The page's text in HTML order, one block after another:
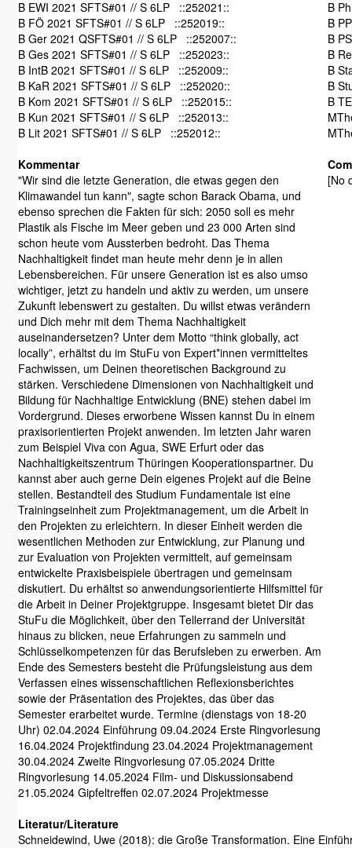
B EWI 2021 SFTS#01 // S 6LP ::252021::
B FÖ 2021 SFTS#01 // S 6LP ::252019::
B Ger 2021 QSFTS#01 // S 6LP ::252007::
B Ges 2021 SFTS#01 // S 6LP ::252023::
B IntB 2021 SFTS#01 // S 6LP ::252009::
B KaR 2021 SFTS#01 // S 6LP ::252020::
B Kom 2021 SFTS#01 // S 6LP ::252015::
B Kun 2021 SFTS#01 // S 6LP ::252013::
B Lit 2021 SFTS#01 // S 6LP ::252012::
B
B
B
B
B
B
B
Kommentar
"Wir sind die letzte Generation, die etwas gegen den
Klimawandel tun kann", sagte schon Barack Obama, und
ebenso sprechen die Fakten für sich: 2050 soll es mehr
Plastik als Fische im Meer geben und 23 000 Arten sind
schon heute vom Aussterben bedroht. Das Thema
Nachhaltigkeit findet man heute mehr denn je in allen
Lebensbereichen. Für unsere Generation ist es also umso
wichtiger, jetzt zu handeln und aktiv zu werden, um unsere
Zukunft lebenswert zu gestalten. Du willst etwas verändern
und Dich mehr mit dem Thema Nachhaltigkeit
auseinandersetzen? Unter dem Motto “think globally, act
locally”, erhältst du im StuFu von Expert*innen vermitteltes
Fachwissen, um Deinen theoretischen Background zu
stärken. Verschiedene Dimensionen von Nachhaltigkeit und
Bildung für Nachhaltige Entwicklung (BNE) stehen dabei im
Vordergrund. Dieses erworbene Wissen kannst Du in einem
praxisorientierten Projekt anwenden. Im letzten Jahr waren
zum Beispiel Viva con Agua, SWE Erfurt oder das
Nachhaltigkeitszentrum Thüringen Kooperationspartner. Du
kannst aber auch gerne Dein eigenes Projekt auf die Beine
stellen. Bestandteil des Studium Fundamentale ist eine
Trainingseinheit zum Projektmanagement, um die Arbeit in
den Projekten zu erleichtern. In dieser Einheit werden die
wesentlichen Methoden zur Entwicklung, zur Planung und
zur Evaluation von Projekten vermittelt, auf gemeinsam
entwickelte Praxisbeispiele übertragen und gemeinsam
diskutiert. Du erhältst so anwendungsorientierte Hilfsmittel für
die Arbeit in Deiner Projektgruppe. Insgesamt bietet Dir das
StuFu die Möglichkeit, über den Tellerrand der Universität
hinaus zu blicken, neue Erfahrungen zu sammeln und
Schlüsselkompetenzen für das Berufsleben zu erwerben. Am
Ende des Semesters besteht die Prüfungsleistung aus dem
Verfassen eines wissenschaftlichen Reflexionsberichtes
sowie der Präsentation des Projektes, das über das
Semester erarbeitet wurde. Termine (dienstags von 18-20
Uhr) 02.04.2024 Einführung 09.04.2024 Erste Ringvorlesung
16.04.2024 Projektfindung 23.04.2024 Projektmanagement
30.04.2024 Zweite Ringvorlesung 07.05.2024 Dritte
Ringvorlesung 14.05.2024 Film- und Diskussionsabend
21.05.2024 Gipfeltreffen 02.07.2024 Projektmesse
[No
Literatur/Literature
Schneidewind, Uwe (2018): die Große Transformation. Eine